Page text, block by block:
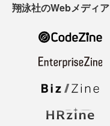
翔泳社のWebメディア